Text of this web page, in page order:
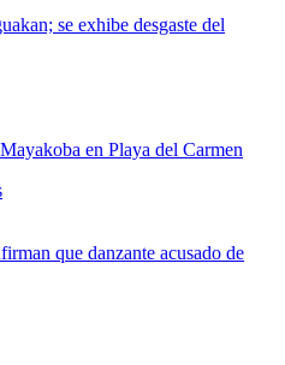
se exhibe desgaste del
en Playa del Carmen
que danzante acusado de